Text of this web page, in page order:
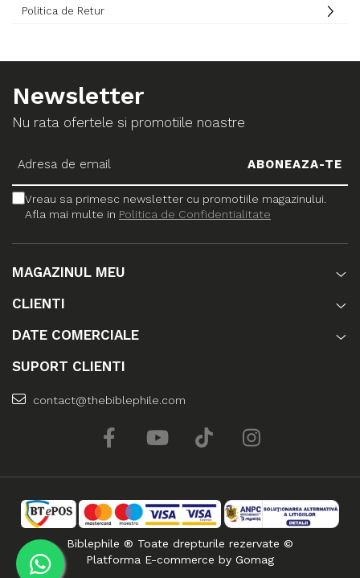
Politica de Retur
Newsletter
Nu rata ofertele si promotiile noastre
Vreau sa primesc newsletter cu promotiile magazinului.
Afla mai multe in Politica de Confidentialitate
MAGAZINUL MEU
CLIENTI
DATE COMERCIALE
SUPORT CLIENTI
contact@thebiblephile.com
Biblephile ® Toate drepturile rezervate ©
Platforma E-commerce by Gomag